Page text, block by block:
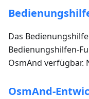
Das
Bedienungshilfen-
OsmAnd verfügbar.
OsmAnd-